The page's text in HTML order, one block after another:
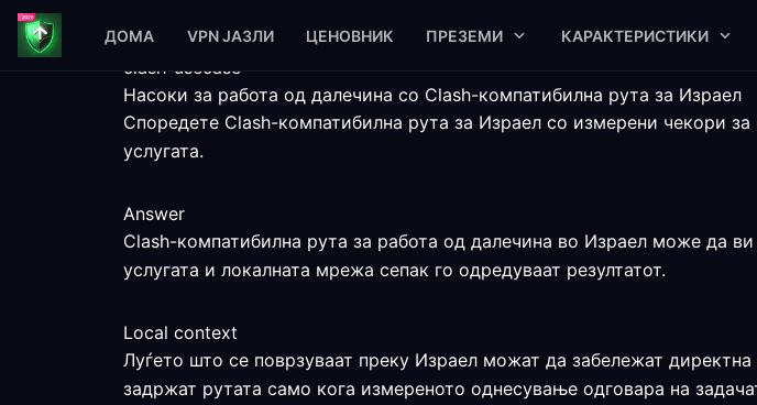
ДОМА VPN ЈАЗЛИ ЦЕНОВНИК ПРЕЗЕМИ КАРАКТЕРИСТИКИ
clash-usecase
Насоки за работа од далечина со Clash-компатибилна рута за Израел
Споредете Clash-компатибилна рута за Израел со измерени чекори
услугата.
Answer
Clash-компатибилна рута за работа од далечина во Израел може да
услугата и локалната мрежа сепак го одредуваат резултатот.
Local context
Луѓето што се поврзуваат преку Израел можат да забележат
задржат рутата само кога измереното однесување одговара на